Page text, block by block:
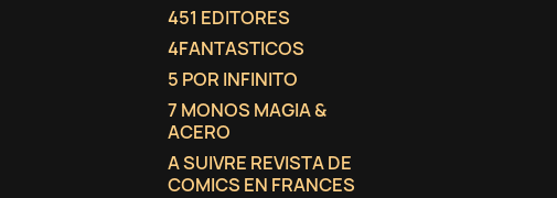
451 EDITORES
4FANTASTICOS
5 POR INFINITO
7 MONOS MAGIA &
ACERO
A SUIVRE REVISTA DE
COMICS EN FRANCES